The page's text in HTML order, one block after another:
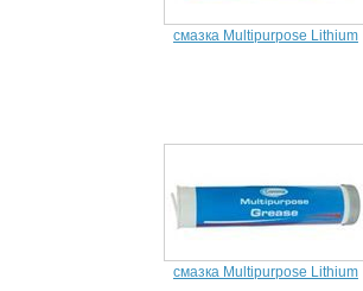
смазка Multipurpose Lithium
смазка Multipurpose Lithium